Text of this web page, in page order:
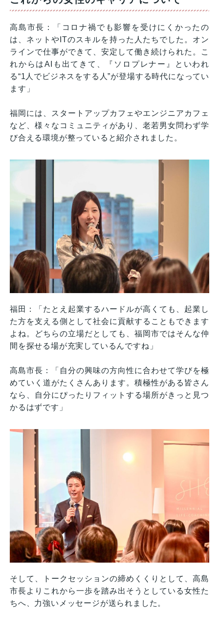
高島市長：「コロナ禍でも影響を受けにくかったの
は、ネットやITのスキルを持った人たちでした。オン
ラインで仕事ができて、安定して働き続けられた。こ
れからはAIも出てきて、『ソロプレナー』といわれ
る“1人でビジネスをする人”が登場する時代になってい
ます」
福岡には、スタートアップカフェやエンジニアカフェ
など、様々なコミュニティがあり、老若男女問わず学
び合える環境が整っていると紹介されました。
福田：「たとえ起業するハードルが高くても、起業し
た方を支える側として社会に貢献することもできます
よね。どちらの立場だとしても、福岡市ではそんな仲
間を探せる場が充実しているんですね」
高島市長：「自分の興味の方向性に合わせて学びを極
めていく道がたくさんあります。積極性がある皆さん
なら、自分にぴったりフィットする場所がきっと見つ
かるはずです」
そして、トークセッションの締めくくりとして、高島
市長よりこれから一歩を踏み出そうとしている女性た
ちへ、力強いメッセージが送られました。